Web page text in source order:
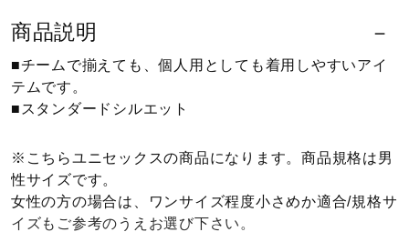
寝具／ミズノスリープ
アウトドア／レイン
サポーター
商品説明
■チームで揃えても、個人用としても着用しやすいアイ
テムです。
■スタンダードシルエット
※こちらユニセックスの商品になります。商品規格は男
性サイズです。
女性の方の場合は、ワンサイズ程度小さめか適合/規格サ
イズもご参考のうえお選び下さい。